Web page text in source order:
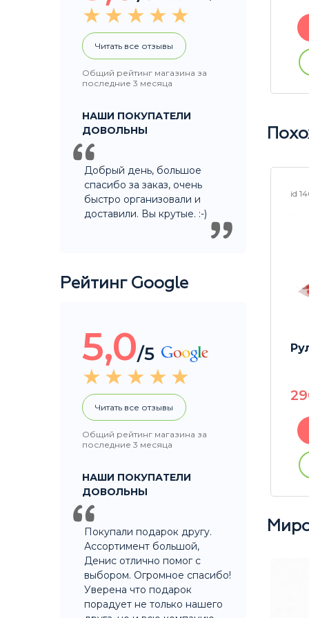
Читать все отзывы
Общий рейтинг магазина за
последние 3 месяца
НАШИ ПОКУПАТЕЛИ
ДОВОЛЬНЫ
Добрый день, большое
спасибо за заказ, очень
быстро организовали и
доставили. Вы крутые. :-)
Рейтинг Google
5,0/5
Читать все отзывы
Общий рейтинг магазина за
последние 3 месяца
НАШИ ПОКУПАТЕЛИ
ДОВОЛЬНЫ
Покупали подарок другу.
Ассортимент большой,
Денис отлично помог с
выбором. Огромное спасибо!
Уверена что подарок
порадует не только нашего
Купить без регистрации
id 14974
Ризлы JJ's Strawberry
240P
id